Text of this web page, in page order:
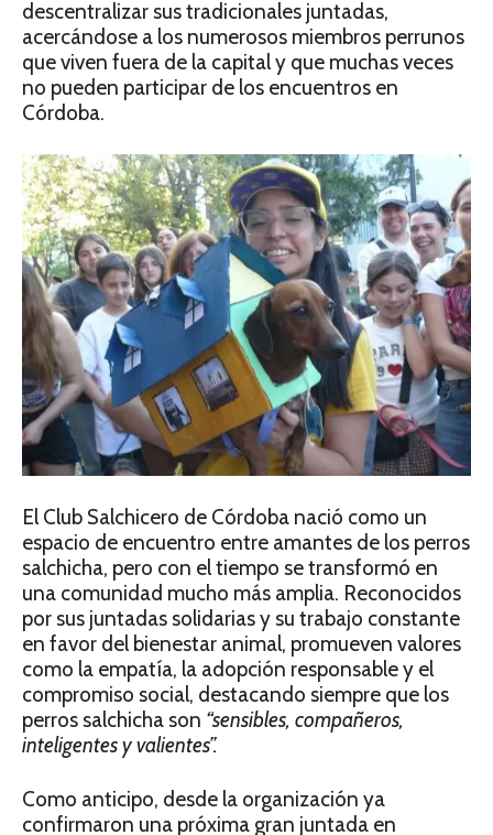
descentralizar sus tradicionales juntadas,
acercándose a los numerosos miembros perrunos
que viven fuera de la capital y que muchas veces
no pueden participar de los encuentros en
Córdoba.
El Club Salchicero de Córdoba nació como un
espacio de encuentro entre amantes de los perros
salchicha, pero con el tiempo se transformó en
una comunidad mucho más amplia. Reconocidos
por sus juntadas solidarias y su trabajo constante
en favor del bienestar animal, promueven valores
como la empatía, la adopción responsable y el
compromiso social, destacando siempre que los
perros salchicha son “sensibles, compañeros,
inteligentes y valientes”.
Como anticipo, desde la organización ya
confirmaron una próxima gran juntada en